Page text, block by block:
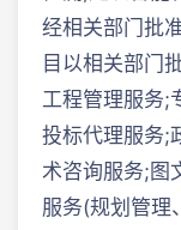
经相关部门批
目以相关部门
工程管理服务;
投标代理服务;
术咨询服务;图
服务(规划管理